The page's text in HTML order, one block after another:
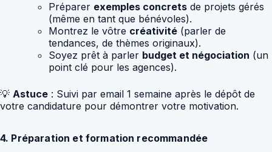
Préparer exemples concrets de projets gérés
(même en tant que bénévoles).
Montrez le vôtre créativité (parler de
tendances, de thèmes originaux).
Soyez prêt à parler budget et négociation (un
point clé pour les agences).
💡 Astuce : Suivi par email 1 semaine après le dépôt de
votre candidature pour démontrer votre motivation.
4. Préparation et formation recommandée